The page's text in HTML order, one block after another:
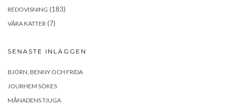
REDOVISNING (183)
VÅRA KATTER (7)
SENASTE INLÄGGEN
BJÖRN, BENNY OCH FRIDA
JOURHEM SÖKES
MÅNADENS TJUGA